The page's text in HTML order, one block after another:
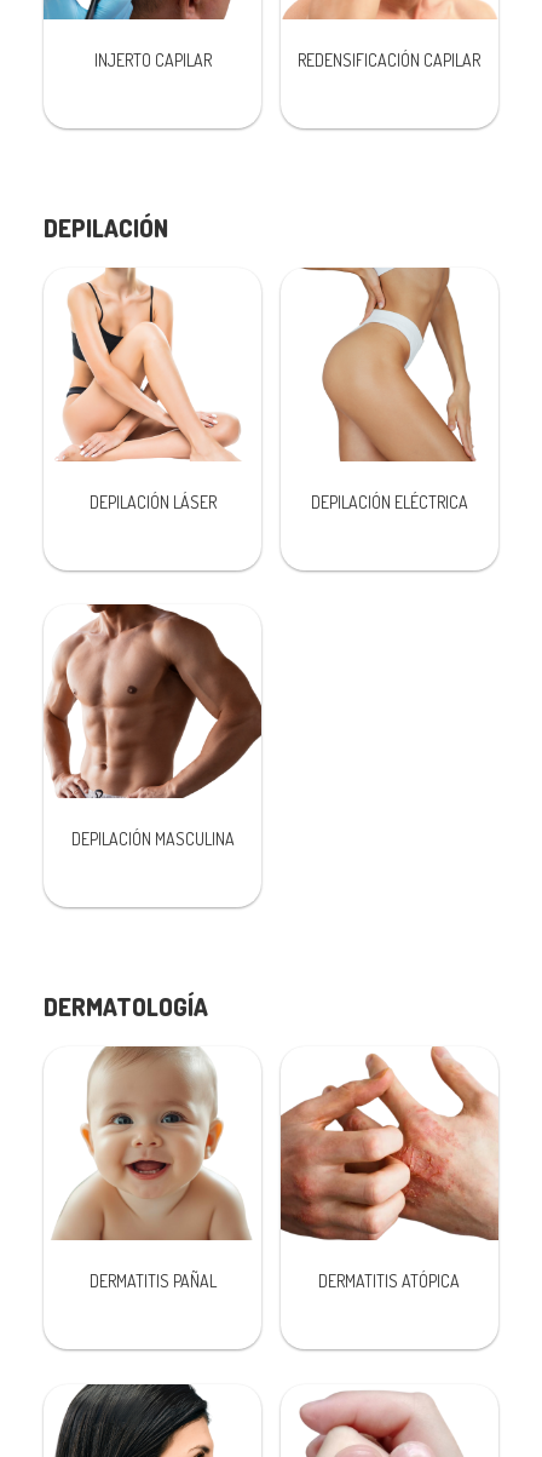
INJERTO CAPILAR REDENSIFICACIÓN CAPILAR
DEPILACIÓN
DEPILACIÓN LÁSER DEPILACIÓN ELÉCTRICA
DEPILACIÓN MASCULINA
DERMATOLOGÍA
DERMATITIS PAÑAL DERMATITIS ATÓPICA